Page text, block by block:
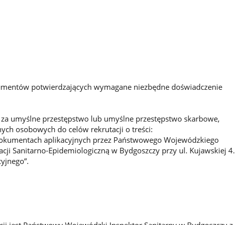
potwierdzających wymagane niezbędne doświadczenie
umyślne przestępstwo lub umyślne przestępstwo skarbowe,
osobowych do celów rekrutacji o treści:
aplikacyjnych przez Państwowego Wojewódzkiego
Sanitarno-Epidemiologiczną w Bydgoszczy przy ul. Kujawskiej 4.